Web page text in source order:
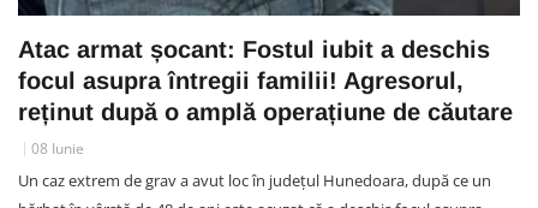
Atac armat șocant: Fostul iubit a deschis
focul asupra întregii familii! Agresorul,
reținut după o amplă operațiune de căutare
08 Iunie
Un caz extrem de grav a avut loc în județul Hunedoara, după ce un